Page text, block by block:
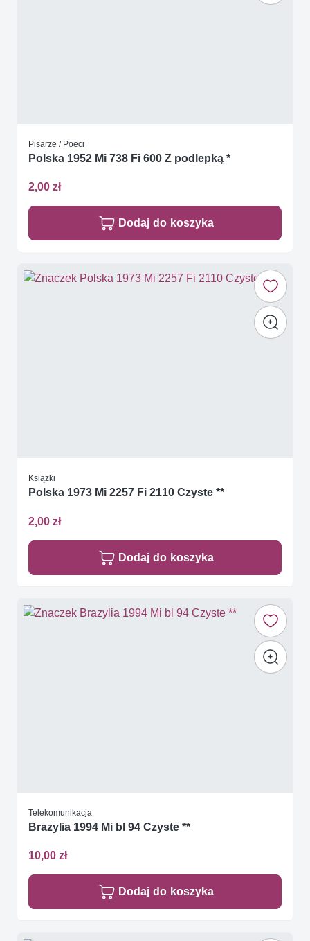
Pisarze / Poeci
Polska 1952 Mi 738 Fi 600 Z podlepką *
2,00 zł
Dodaj do koszyka
Książki
Polska 1973 Mi 2257 Fi 2110 Czyste **
2,00 zł
Dodaj do koszyka
Telekomunikacja
Brazylia 1994 Mi bl 94 Czyste **
10,00 zł
Dodaj do koszyka